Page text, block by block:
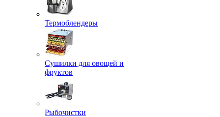
Термоблендеры
Сушилки для овощей и
фруктов
Рыбочистки